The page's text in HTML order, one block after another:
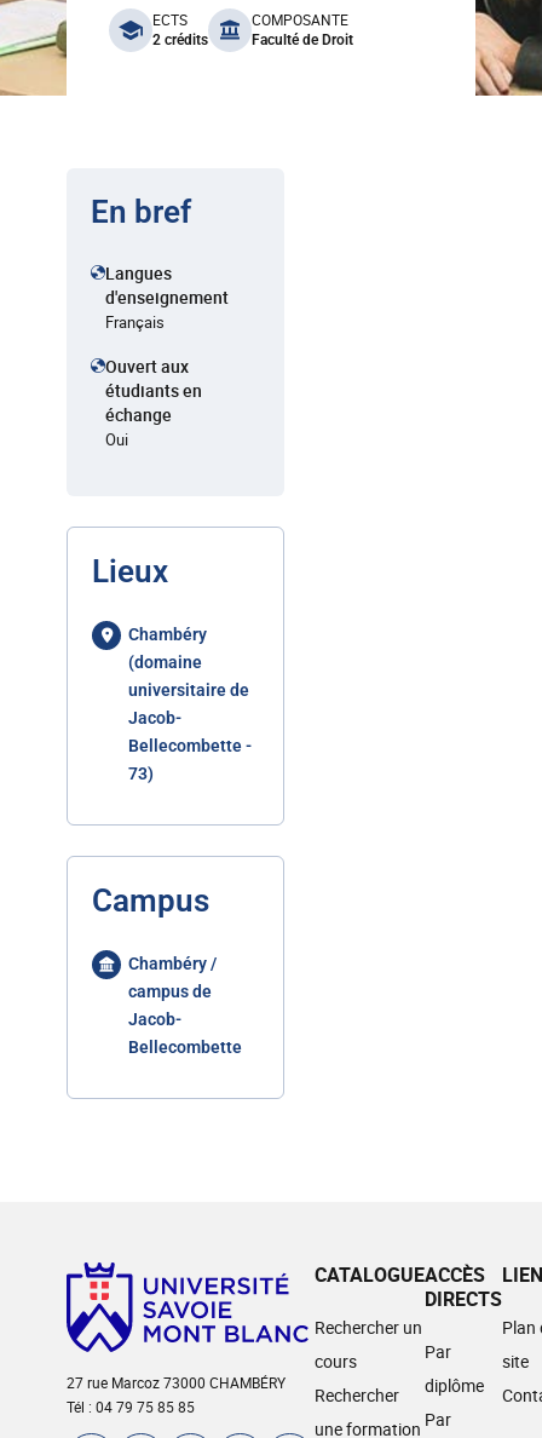
benefits
ECTS
2 crédits
COMPOSANTE
Faculté de Droit
En bref
Langues
d'enseignement
Français
Ouvert aux
étudiants en
échange
Oui
Lieux
Chambéry
(domaine
universitaire de
Jacob-
Bellecombette -
73)
Campus
Chambéry /
campus de
Jacob-
Bellecombette
27 rue Marcoz 73000 CHAMBÉRY
Tél : 04 79 75 85 85
CATALOGUE
Rechercher un
cours
Rechercher
une formation
ACCÈS
DIRECTS
Par
diplôme
Par
Plan
site